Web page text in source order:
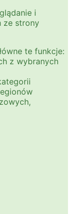
i
ze strony
te funkcje:
z wybranych